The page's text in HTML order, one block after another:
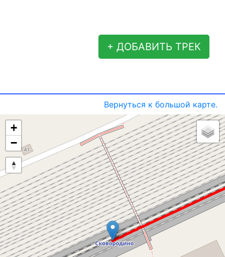
+ ДОБАВИТЬ ТРЕК
Вернуться к большой карте.
+
−